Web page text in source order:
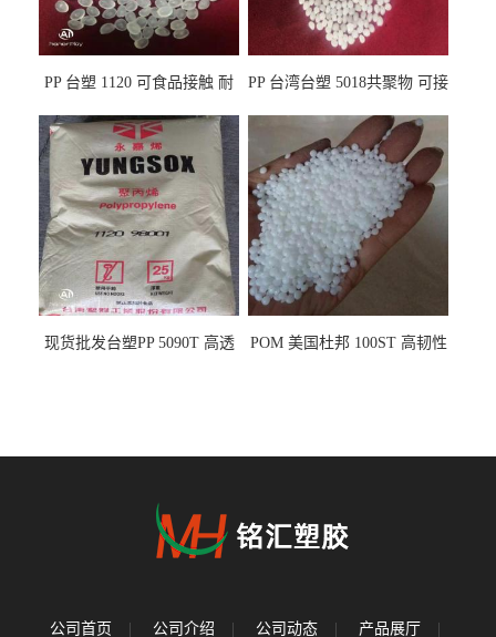
PP 台塑 1120 可食品接触 耐
PP 台湾台塑 5018共聚物 可接
现货批发台塑PP 5090T 高透
POM 美国杜邦 100ST 高韧性
公司首页 | 公司介绍 | 公司动态 | 产品展厅 |